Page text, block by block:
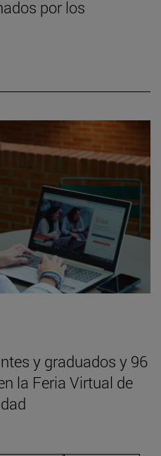
por los
y graduados y 96
la Feria Virtual de